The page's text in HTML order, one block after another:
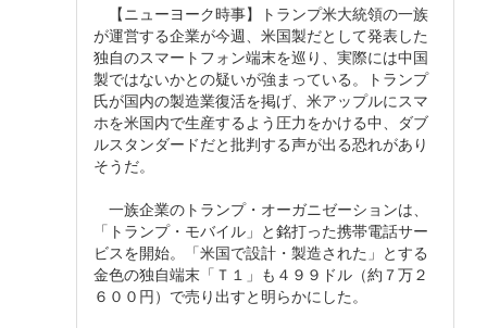
【ニューヨーク時事】トランプ米大統領の一族
が運営する企業が今週、米国製だとして発表した
独自のスマートフォン端末を巡り、実際には中国
製ではないかとの疑いが強まっている。トランプ
氏が国内の製造業復活を掲げ、米アップルにスマ
ホを米国内で生産するよう圧力をかける中、ダブ
ルスタンダードだと批判する声が出る恐れがあり
そうだ。
一族企業のトランプ・オーガニゼーションは、
「トランプ・モバイル」と銘打った携帯電話サー
ビスを開始。「米国で設計・製造された」とする
金色の独自端末「Ｔ１」も４９９ドル（約７万２
６００円）で売り出すと明らかにした。